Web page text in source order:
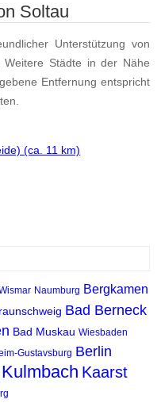
Soltau
Unterstützung von
Weitere Städte in der Nähe
Entfernung entspricht
(ca. 11 km)
Naumburg Bergkamen
Bad Berneck
Bad Muskau Wiesbaden
Gustavsburg Berlin
Kulmbach Kaarst